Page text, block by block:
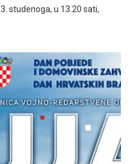
studenoga, u 13.20 sati,